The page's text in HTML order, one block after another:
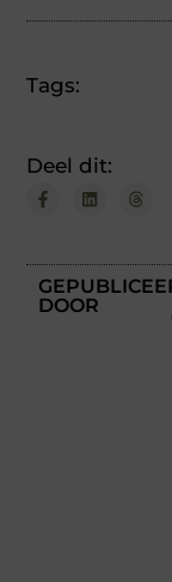
Tags:
Deel dit:
DOOR